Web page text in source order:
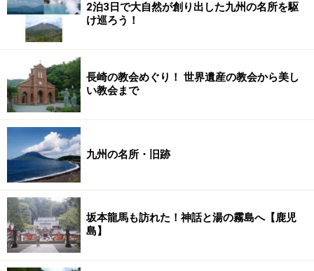
2泊3日で大自然が創り出した九州の名所を駆
け巡ろう！
長崎の教会めぐり！ 世界遺産の教会から美し
い教会まで
九州の名所・旧跡
坂本龍馬も訪れた！神話と湯の霧島へ【鹿児
島】